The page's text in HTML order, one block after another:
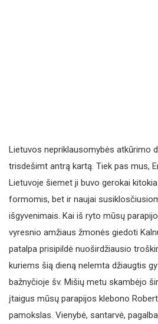
Lietuvos nepriklausomybės atkūrimo
trisdešimt antrą kartą. Tiek pas mus,
Lietuvoje šiemet ji buvo gerokai
formomis, bet ir naujai
išgyvenimais. Kai iš ryto mūsų
vyresnio amžiaus žmonės giedoti
patalpa prisipildė nuoširdžiausio
kuriems šią dieną nelemta džiaugtis
bažnyčioje šv. Mišių metu skambėjo
įtaigus mūsų parapijos klebono
pamokslas. Vienybė, santarvė,